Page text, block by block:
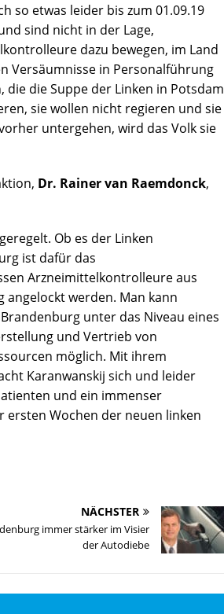
so etwas leider bis zum 01.09.19
sind nicht in der Lage,
dazu bewegen, im Land
Versäumnisse in Personalführung
die Suppe der Linken in Potsdam
sie wollen nicht regieren und sie
untergehen, wird das Volk sie
Dr. Rainer van Raemdonck,
Ob es der Linken
ist dafür das
Arzneimittelkontrolleure aus
werden. Man kann
unter das Niveau eines
und Vertrieb von
möglich. Mit ihrem
Karanwanskij sich und leider
und ein immenser
ersten Wochen der neuen linken
NÄCHSTER
immer stärker im Visier
der Autodiebe